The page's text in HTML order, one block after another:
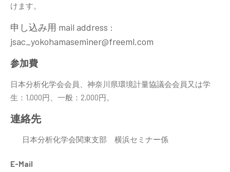
けます。
申し込み用 mail address :
jsac_yokohamaseminer@freeml.com
参加費
日本分析化学会会員、神奈川県環境計量協議会会員又は学
生：1,000円、一般：2,000円。
連絡先
日本分析化学会関東支部 横浜セミナー係
E-Mail